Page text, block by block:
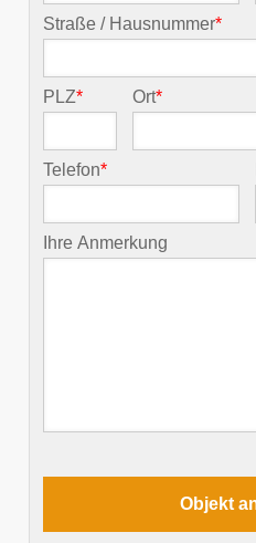
Straße / Hausnummer*
PLZ* Ort*
Telefon*
Ihre Anmerkung